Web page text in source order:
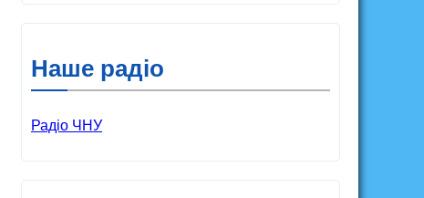
Наше радіо
Радіо ЧНУ